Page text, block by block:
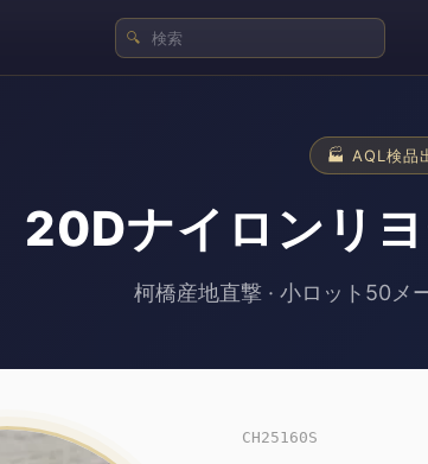
🔍
🏭 AQL検品
20Dナイロンリ
柯橋産地直撃 · 小ロット50メ
CH25160S